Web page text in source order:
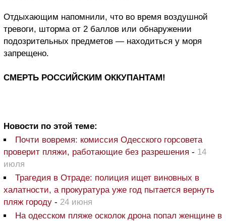
Отдыхающим напомнили, что во время воздушной
тревоги, шторма от 2 баллов или обнаружении
подозрительных предметов — находиться у моря
запрещено.
СМЕРТЬ РОССИЙСКИМ ОККУПАНТАМ!
Новости по этой теме:
Почти вовремя: комиссия Одесского горсовета
проверит пляжи, работающие без разрешения - 14
июля
Трагедия в Отраде: полиция ищет виновных в
халатности, а прокуратура уже год пытается вернуть
пляж городу - 24 июня
На одесском пляже осколок дрона попал женщине в